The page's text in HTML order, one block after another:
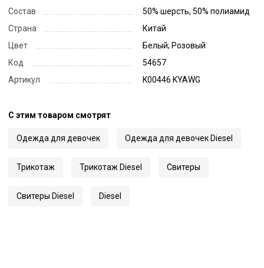
Состав
50% шерсть, 50% полиамид
Страна
Китай
Цвет
Белый; Розовый
Код
54657
Артикул
K00446 KYAWG
С этим товаром смотрят
Одежда для девочек Одежда для девочек Diesel
Трикотаж Трикотаж Diesel Свитеры
Свитеры Diesel Diesel